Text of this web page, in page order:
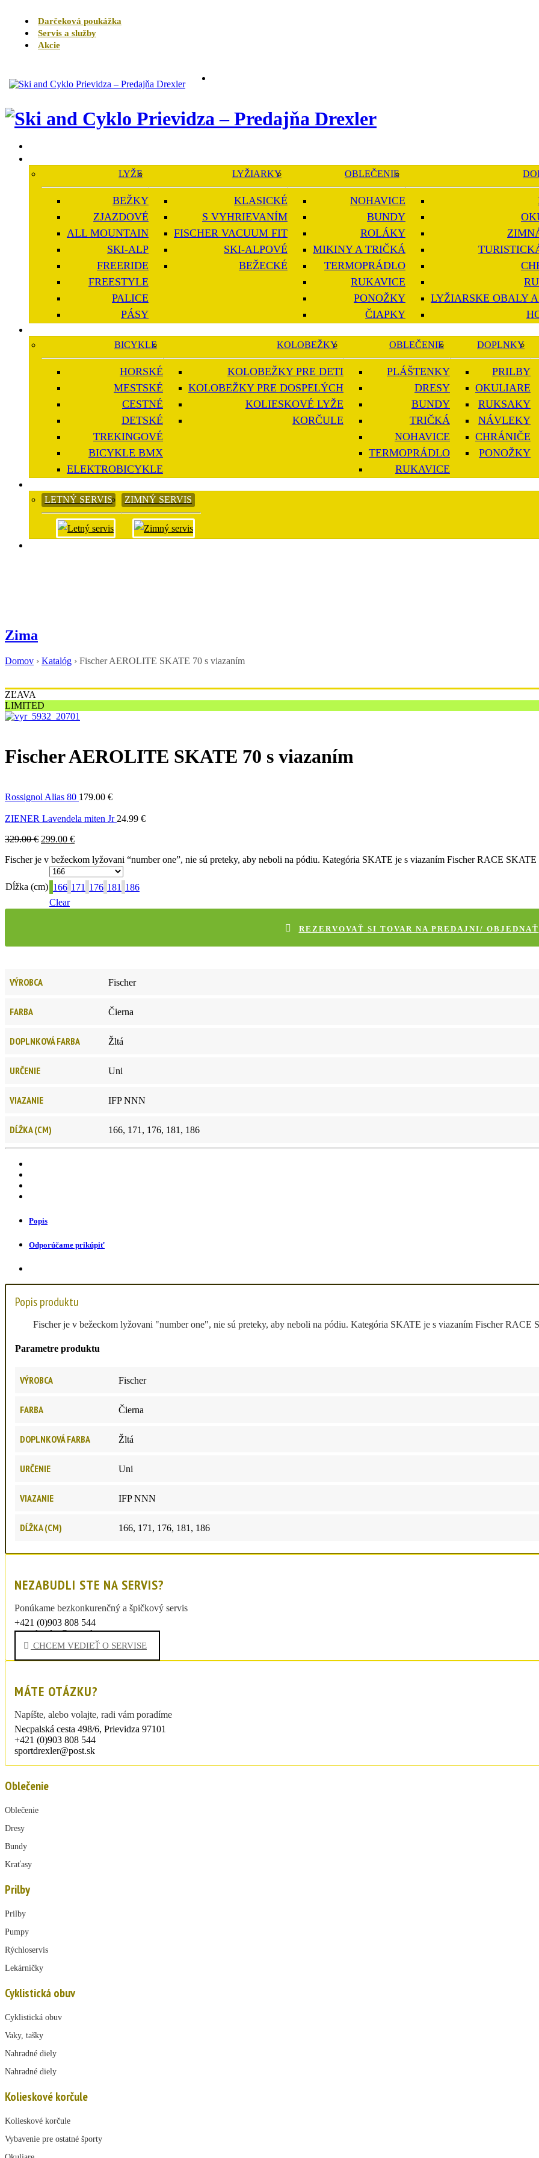
Darčeková poukážka
Servis a služby
Akcie
LYŽE
BEŽKY
ZJAZDOVÉ
ALL MOUNTAIN
SKI-ALP
FREERIDE
FREESTYLE
PALICE
PÁSY
LYŽIARKY
KLASICKÉ
S VYHRIEVANÍM
FISCHER VACUUM FIT
SKI-ALPOVÉ
BEŽECKÉ
OBLEČENIE
NOHAVICE
BUNDY
ROLÁKY
MIKINY A TRIČKÁ
TERMOPRÁDLO
RUKAVICE
PONOŽKY
ČIAPKY
LYŽIARSKE OBALY
BICYKLE
HORSKÉ
MESTSKÉ
CESTNÉ
DETSKÉ
TREKINGOVÉ
BICYKLE BMX
ELEKTROBICYKLE
KOLOBEŽKY
KOLOBEŽKY PRE DETI
KOLOBEŽKY PRE DOSPELÝCH
KOLIESKOVÉ LYŽE
KORČULE
OBLEČENIE
PLÁŠTENKY
DRESY
BUNDY
TRIČKÁ
NOHAVICE
TERMOPRÁDLO
RUKAVICE
DOPLNKY
PRILBY
OKULIARE
RUKSAKY
NÁVLEKY
CHRÁNIČE
PONOŽKY
LETNÝ SERVIS ZIMNÝ SERVIS
Zima
Domov › Katalóg › Fischer AEROLITE SKATE 70 s viazaním
ZĽAVA
LIMITED
Fischer AEROLITE SKATE 70 s viazaním
Rossignol Alias 80 179.00 €
ZIENER Lavendela miten Jr 24.99 €
329.00€ 299.00 €
Fischer je v bežeckom lyžovani “number one”, nie sú preteky, aby neboli na pódiu. Kategória SKATE je s viazaním Fischer RACE SKATE
Dĺžka (cm) 166 171 176 181 186
Clear
REZERVOVAŤ SI TOVAR NA PREDAJNI/ OBJEDNAŤ
VÝROBCA Fischer
FARBA Čierna
DOPLNKOVÁ FARBA Žltá
URČENIE Uni
VIAZANIE IFP NNN
DĹŽKA (CM) 166, 171, 176, 181, 186
Popis
Odporúčame prikúpiť
Popis produktu
Fischer je v bežeckom lyžovani "number one", nie sú preteky, aby neboli na pódiu. Kategória SKATE je s viazaním Fischer RACE
Parametre produktu
VÝROBCA Fischer
FARBA Čierna
DOPLNKOVÁ FARBA Žltá
URČENIE Uni
VIAZANIE IFP NNN
DĹŽKA (CM) 166, 171, 176, 181, 186
NEZABUDLI STE NA SERVIS?
Ponúkame bezkonkurenčný a špičkový servis
+421 (0)903 808 544
sportdrexler@post.sk
CHCEM VEDIEŤ O SERVISE
MÁTE OTÁZKU?
Napíšte, alebo volajte, radi vám poradíme
Necpalská cesta 498/6, Prievidza 97101
+421 (0)903 808 544
sportdrexler@post.sk
Oblečenie
Oblečenie
Dresy
Bundy
Kraťasy
Prilby
Prilby
Pumpy
Rýchloservis
Lekárničky
Cyklistická obuv
Cyklistická obuv
Vaky, tašky
Nahradné diely
Nahradné diely
Kolieskové korčule
Kolieskové korčule
Vybavenie pre ostatné športy